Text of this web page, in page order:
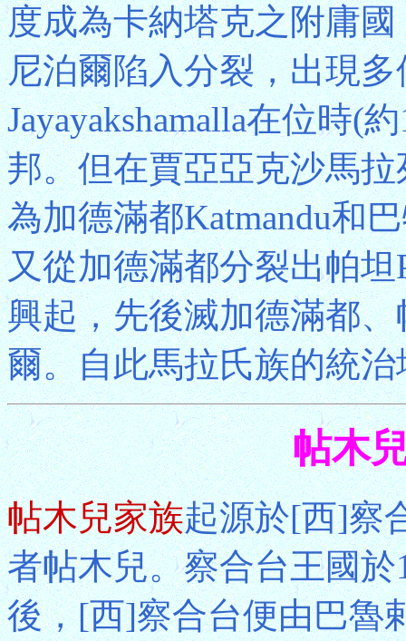
度成為卡納塔克之附庸
尼泊爾陷入分裂，出現
Jayayakshamalla在位時(
邦。但在賈亞亞克沙馬
為加德滿都Katmandu和
又從加德滿都分裂出帕坦
興起，先後滅加德滿都
爾。自此馬拉氏族的統
帖木
帖木兒家族起源於[西]察
者帖木兒。察合台王國
後，[西]察合台便由巴魯